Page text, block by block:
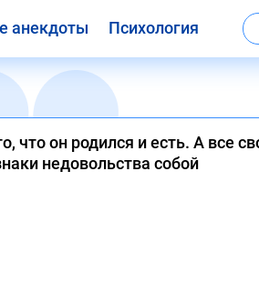
анекдоты Психология
что он родился и есть. А все
недовольства собой